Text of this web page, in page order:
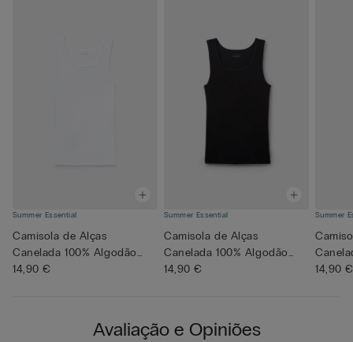
Summer Essential
Camisola de Alças
Canelada 100% Algodão
Superior
14,90 €
Summer Essential
Camisola de Alças
Canelada 100% Algodão
Superior
14,90 €
Summer
14,90 €
Avaliação e Opiniões